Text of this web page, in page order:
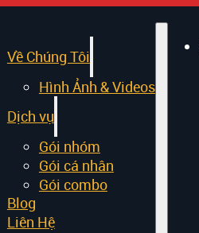
Về Chúng Tôi
Hình Ảnh & Videos
Dịch vụ
Gói nhóm
Gói cá nhân
Gói combo
Blog
Liên Hệ